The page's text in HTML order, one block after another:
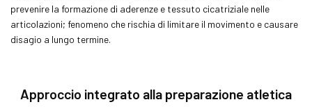
prevenire la formazione di aderenze e tessuto cicatriziale nelle
articolazioni; fenomeno che rischia di limitare il movimento e causare
disagio a lungo termine.
Approccio integrato alla preparazione atletica